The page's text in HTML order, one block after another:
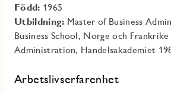
Född: 1965
Utbildning: Master of Business
Business School, Norge och Frankrike
Administration, Handelsakademiet
Arbetslivserfarenhet